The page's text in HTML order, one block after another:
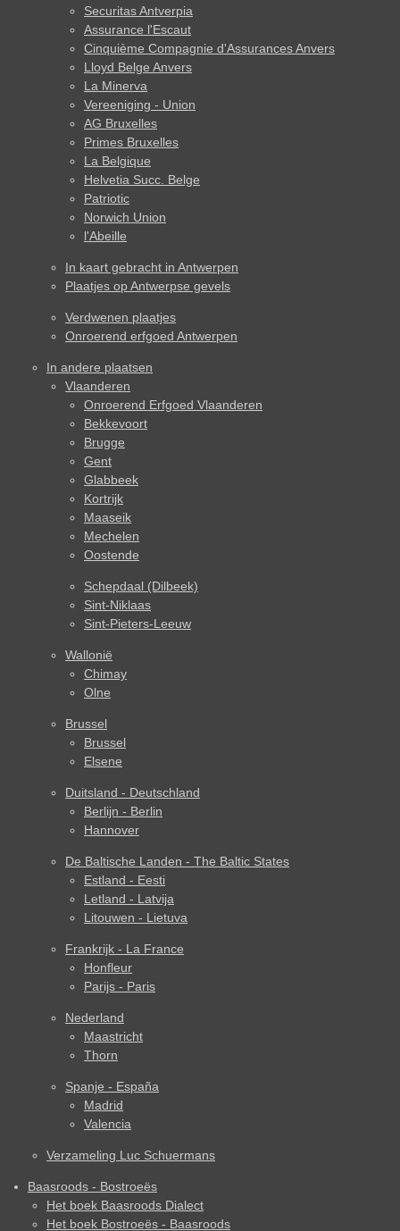
Securitas Antverpia
Assurance l'Escaut
Cinquième Compagnie d'Assurances Anvers
Lloyd Belge Anvers
La Minerva
Vereeniging - Union
AG Bruxelles
Primes Bruxelles
La Belgique
Helvetia Succ. Belge
Patriotic
Norwich Union
l'Abeille
In kaart gebracht in Antwerpen
Plaatjes op Antwerpse gevels
Verdwenen plaatjes
Onroerend erfgoed Antwerpen
In andere plaatsen
Vlaanderen
Onroerend Erfgoed Vlaanderen
Bekkevoort
Brugge
Gent
Glabbeek
Kortrijk
Maaseik
Mechelen
Oostende
Schepdaal (Dilbeek)
Sint-Niklaas
Sint-Pieters-Leeuw
Wallonië
Chimay
Olne
Brussel
Brussel
Elsene
Duitsland - Deutschland
Berlijn - Berlin
Hannover
De Baltische Landen - The Baltic States
Estland - Eesti
Letland - Latvija
Litouwen - Lietuva
Frankrijk - La France
Honfleur
Parijs - Paris
Nederland
Maastricht
Thorn
Spanje - España
Madrid
Valencia
Verzameling Luc Schuermans
Baasroods - Bostroeës
Het boek Baasroods Dialect
Het boek Bostroeës - Baasroods